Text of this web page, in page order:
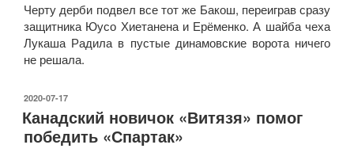
Черту дерби подвел все тот же Бакош, переиграв сразу
защитника Юусо Хиетанена и Ерёменко. А шайба чеха
Лукаша Радила в пустые динамовские ворота ничего
не решала.
ОПУБЛИКОВАНО
2020-07-17
Канадский новичок «Витязя» помог
победить «Спартак»